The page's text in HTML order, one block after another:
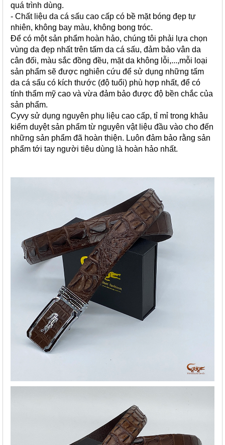
quá trình dùng.
- Chất liệu da cá sấu cao cấp có bề mặt bóng đẹp tự
nhiên, không bay màu, không bong tróc.
Để có một sản phẩm hoàn hảo, chúng tôi phải lựa chọn
vùng da đẹp nhất trên tấm da cá sấu, đảm bảo vân da
cân đối, màu sắc đồng đều, mặt da không lỗi,...,mỗi loại
sản phẩm sẽ được nghiên cứu để sử dụng những tấm
da cá sấu có kích thước (độ tuổi) phù hợp nhất, để có
tính thẩm mỹ cao và vừa đảm bảo được độ bền chắc của
sản phẩm.
Cyvy sử dụng nguyên phụ liệu cao cấp, tỉ mỉ trong khâu
kiểm duyệt sản phẩm từ nguyên vật liệu đầu vào cho đến
những sản phẩm đã hoàn thiện. Luôn đảm bảo rằng sản
phẩm tới tay người tiêu dùng là hoàn hảo nhất.